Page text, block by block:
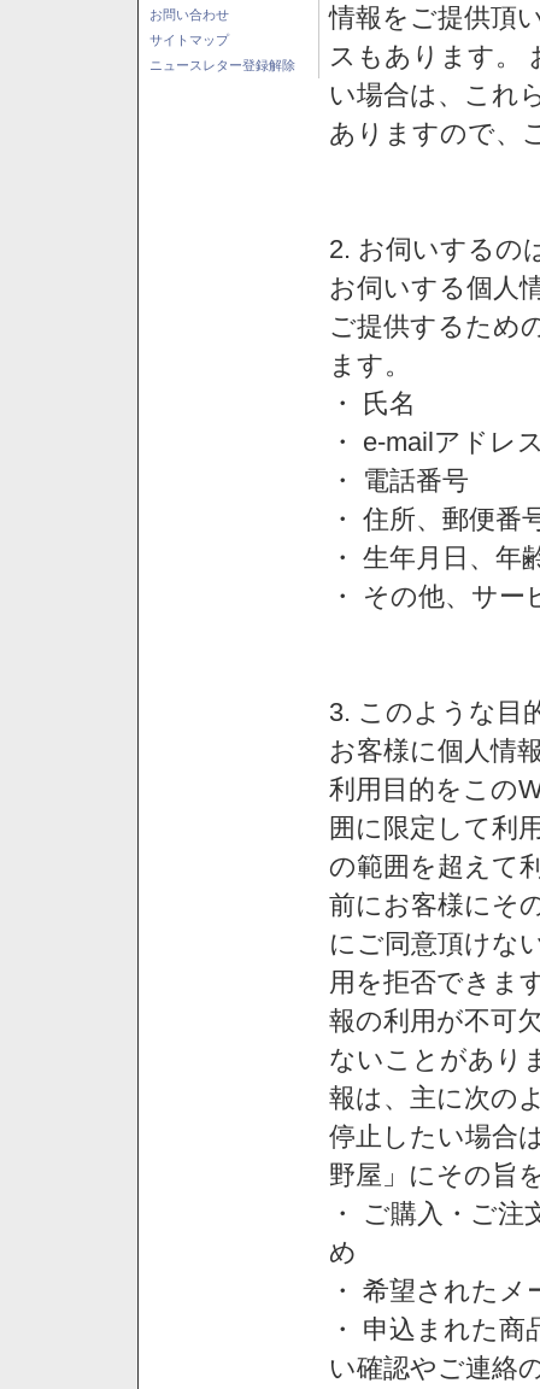
お問い合わせ
サイトマップ
ニュースレター登録解除
情報をご提供頂
スもあります。
い場合は、これ
ありますので、
2. お伺いするの
お伺いする個人
ご提供するため
ます。
・ 氏名
・ e-mailアドレ
・ 電話番号
・ 住所、郵便番
・ 生年月日、年
・ その他、サ
3. このような目
お客様に個人情
利用目的をこの
囲に限定して利
の範囲を超えて
前にお客様にそ
にご同意頂けな
用を拒否できま
報の利用が不可
ないことがあり
報は、主に次の
停止したい場合
野屋」にその旨
・ ご購入・ご
め
・ 希望された
・ 申込まれた
い確認やご連絡